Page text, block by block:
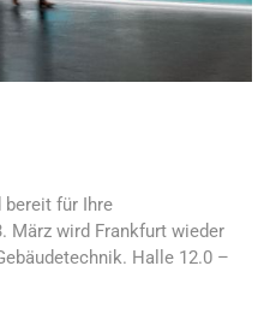
bereit für Ihre
März wird Frankfurt wieder
Halle 12.0 –